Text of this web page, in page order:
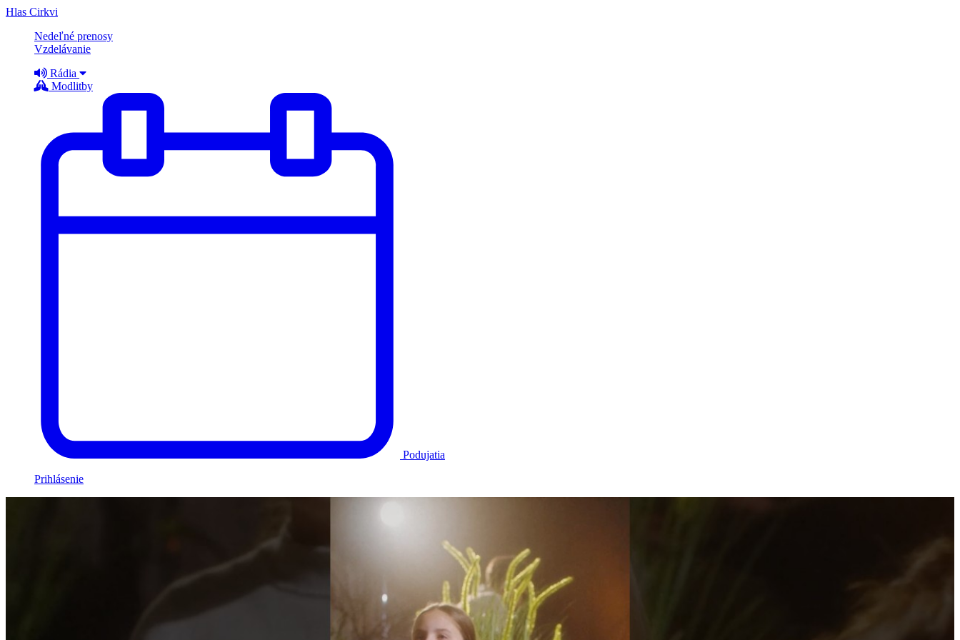
Hlas Cirkvi
Nedeľné prenosy
Vzdelávanie
Rádia
Modlitby
Podujatia
Prihlásenie